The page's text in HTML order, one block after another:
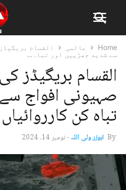
Home عالمی
القسام
سے شدید جھڑپیں اور تباہ...
القسام بریگیڈز
صہیونی افواج
تباہ کن کارروائیاں
By ابوزر ولی اللہ-نومبر 14, 2024